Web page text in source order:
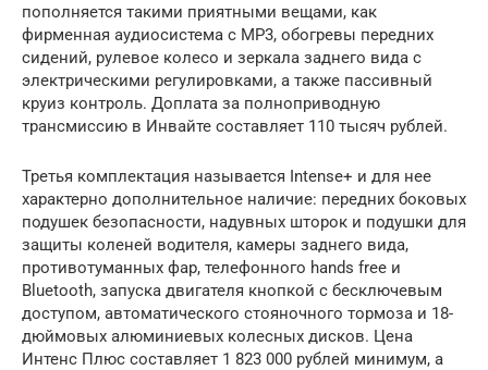
пополняется такими приятными вещами, как
фирменная аудиосистема с MP3, обогревы передних
сидений, рулевое колесо и зеркала заднего вида с
электрическими регулировками, а также пассивный
круиз контроль. Доплата за полноприводную
трансмиссию в Инвайте составляет 110 тысяч рублей.
Третья комплектация называется Intense+ и для нее
характерно дополнительное наличие: передних боковых
подушек безопасности, надувных шторок и подушки для
защиты коленей водителя, камеры заднего вида,
противотуманных фар, телефонного hands free и
Bluetooth, запуска двигателя кнопкой с бесключевым
доступом, автоматического стояночного тормоза и 18-
дюймовых алюминиевых колесных дисков. Цена
Интенс Плюс составляет 1 823 000 рублей минимум, а